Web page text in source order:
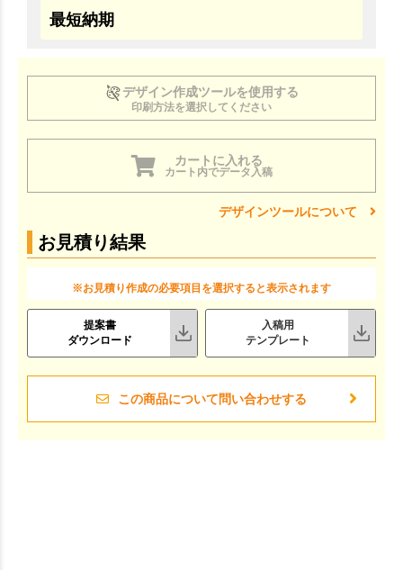
最短納期
デザイン作成ツールを使用する
印刷方法を選択してください
カートに入れる
カート内でデータ入稿
デザインツールについて
お見積り結果
※お見積り作成の必要項目を選択すると表示されます
提案書
ダウンロード
入稿用
テンプレート
この商品について問い合わせする